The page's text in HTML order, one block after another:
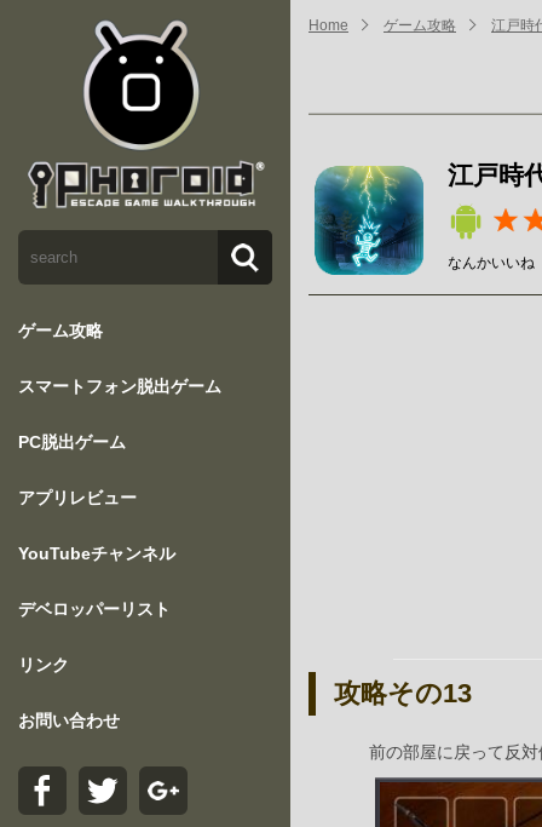
ゲーム攻略
スマートフォン脱出ゲーム
PC脱出ゲーム
アプリレビュー
YouTubeチャンネル
デベロッパーリスト
リンク
お問い合わせ
Home ゲーム攻略 江戸時
江戸時
なんかいいね
攻略その13
前の部屋に戻って反